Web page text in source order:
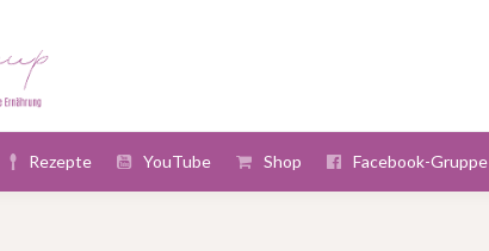
Rezepte YouTube Shop Facebook-Gruppe